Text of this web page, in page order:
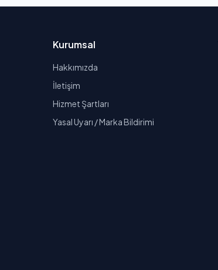
Kurumsal
Hakkımızda
İletişim
Hizmet Şartları
Yasal Uyarı / Marka Bildirimi